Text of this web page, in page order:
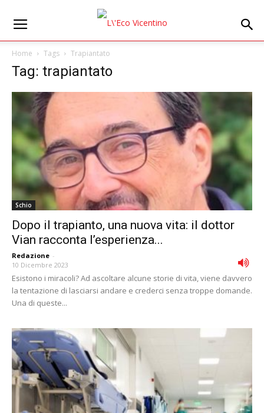
Home Tags Trapiantato
Tag: trapiantato
Schio
Dopo il trapianto, una nuova vita: il dottor
Vian racconta l’esperienza...
Redazione -
10 Dicembre 2023
Esistono i miracoli? Ad ascoltare alcune storie di vita, viene davvero
la tentazione di lasciarsi andare e crederci senza troppe domande.
Una di queste...